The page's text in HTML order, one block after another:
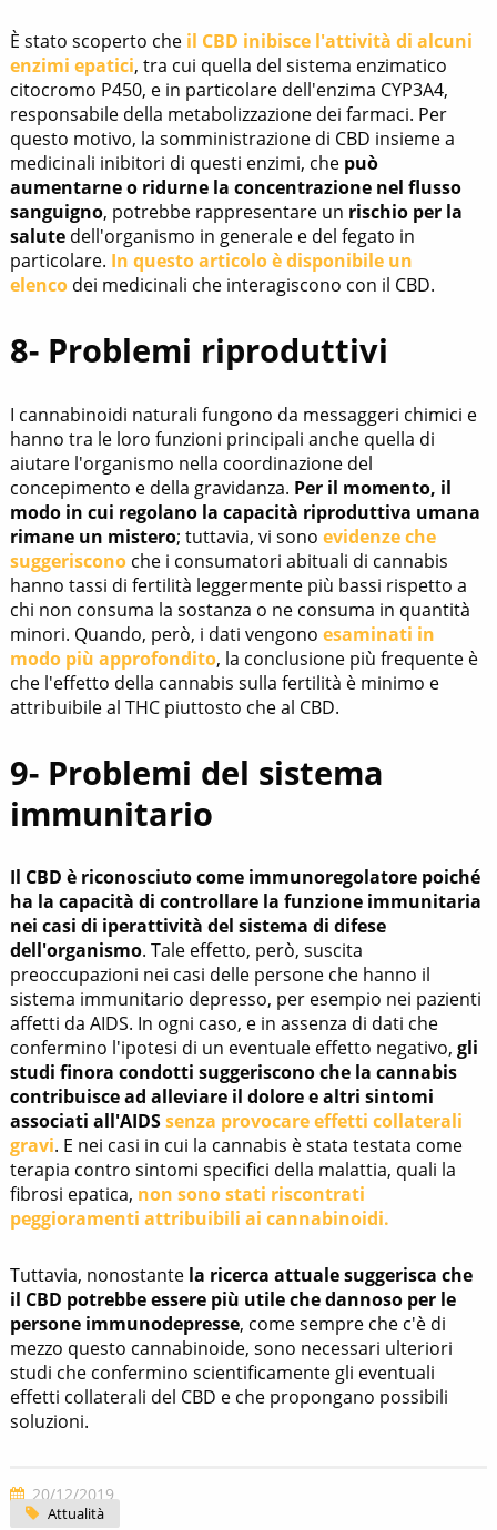
È stato scoperto che il CBD inibisce l'attività di alcuni
enzimi epatici, tra cui quella del sistema enzimatico
citocromo P450, e in particolare dell'enzima CYP3A4,
responsabile della metabolizzazione dei farmaci. Per
questo motivo, la somministrazione di CBD insieme a
medicinali inibitori di questi enzimi, che può
aumentarne o ridurne la concentrazione nel flusso
sanguigno, potrebbe rappresentare un rischio per la
salutedell'organismo in generale e del fegato in
particolare. In questo articolo è disponibile un
elencodei medicinali che interagiscono con il CBD.
8- Problemi riproduttivi
I cannabinoidi naturali fungono da messaggeri chimici e
hanno tra le loro funzioni principali anche quella di
aiutare l'organismo nella coordinazione del
concepimento e della gravidanza. Per il momento, il
modo in cui regolano la capacità riproduttiva umana
rimane un mistero; tuttavia, vi sono evidenze che
suggerisconoche i consumatori abituali di cannabis
hanno tassi di fertilità leggermente più bassi rispetto a
chi non consuma la sostanza o ne consuma in quantità
minori. Quando, però, i dati vengono esaminati in
modo più approfondito, la conclusione più frequente è
che l'effetto della cannabis sulla fertilità è minimo e
attribuibile al THC piuttosto che al CBD.
9- Problemi del sistema
immunitario
Il CBD è riconosciuto come immunoregolatore poiché
ha la capacità di controllare la funzione immunitaria
nei casi di iperattività del sistema di difese
dell'organismo. Tale effetto, però, suscita
preoccupazioni nei casi delle persone che hanno il
sistema immunitario depresso, per esempio nei pazienti
affetti da AIDS. In ogni caso, e in assenza di dati che
confermino l'ipotesi di un eventuale effetto negativo, gli
studi finora condotti suggeriscono che la cannabis
contribuisce ad alleviare il dolore e altri sintomi
associati all'AIDSsenza provocare effetti collaterali
gravi. E nei casi in cui la cannabis è stata testata come
terapia contro sintomi specifici della malattia, quali la
fibrosi epatica, non sono stati riscontrati
peggioramenti attribuibili ai cannabinoidi.
Tuttavia, nonostante la ricerca attuale suggerisca che
il CBD potrebbe essere più utile che dannoso per le
persone immunodepresse, come sempre che c'è di
mezzo questo cannabinoide, sono necessari ulteriori
studi che confermino scientificamente gli eventuali
effetti collaterali del CBD e che propongano possibili
soluzioni.
20/12/2019
Attualità